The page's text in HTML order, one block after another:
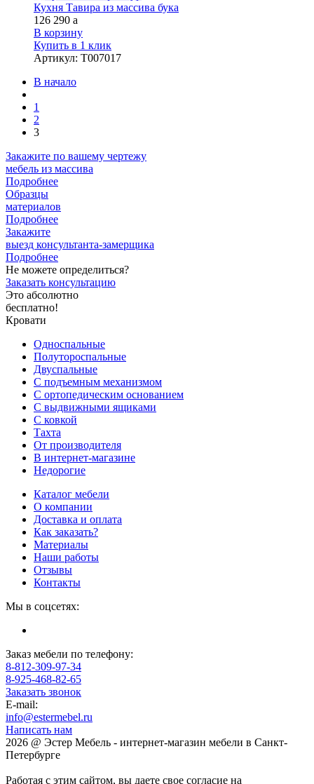
Кухня Тавира из массива бука
126 290 a
В корзину
Купить в 1 клик
Артикул: Т007017
В начало
1
2
3
Закажите по вашему чертежу
мебель из массива
Подробнее
Образцы
материалов
Подробнее
Закажите
выезд консультанта-замерщика
Подробнее
Не можете определиться?
Заказать консультацию
Это абсолютно
бесплатно!
Кровати
Односпальные
Полутороспальные
Двуспальные
С подъемным механизмом
С ортопедическим основанием
С выдвижными ящиками
С ковкой
Тахта
От производителя
В интернет-магазине
Недорогие
Каталог мебели
О компании
Доставка и оплата
Как заказать?
Материалы
Наши работы
Отзывы
Контакты
Мы в соцсетях:
Заказ мебели по телефону:
8-812-309-97-34
8-925-468-82-65
Заказать звонок
E-mail:
info@estermebel.ru
Написать нам
2026 @ Эстер Мебель - интернет-магазин мебели в Санкт-
Петербурге
Работая с этим сайтом, вы даете свое согласие на